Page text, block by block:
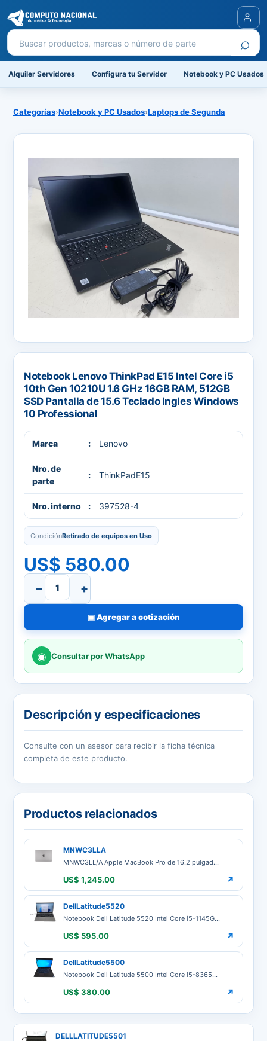
Buscar productos ⌕
Alquiler Servidores Configura tu Servidor Notebook y PC Usados
Categorías›Notebook y PC Usados›Laptops de Segunda
Notebook Lenovo ThinkPad E15 Intel Core i5
10th Gen 10210U 1.6 GHz 16GB RAM, 512GB
SSD Pantalla de 15.6 Teclado Ingles Windows
10 Professional
Marca Lenovo
Nro. de
parte
ThinkPadE15
Nro. interno 397528-4
CondiciónRetirado de equipos en Uso
US$ 580.00
− +
▣Agregar a cotización
◉ Consultar por WhatsApp
Descripción y especificaciones
Consulte con un asesor para recibir la ficha técnica
completa de este producto.
Productos relacionados
MNWC3LLA
MNWC3LL/A Apple MacBook Pro de 16.2 pulgadas (principios de 2023) en color plata, equipada con el chip M2 Pro (CPU 12-core, GPU 19-core), 16GB de RAM unificada y 512GB de SSD. Cuenta con pantalla Liquid Retina XDR, tecnología Wi-Fi 6E y Bluetooth 5.3. Producto Usado Garantia 12 Meses
US$ 1,245.00 ↗
DellLatitude5520
Notebook Dell Latitude 5520 Intel Core i5-1145G7 1.1GHz 16GB RAM Disco SSD 512GB Pantalla 15.6 Touch Teclado Ingles Producto Usado Garantia 12 Meses
US$ 595.00 ↗
DellLatitude5500
Notebook Dell Latitude 5500 Intel Core i5-8365U 1.6GHz 16GB DDR4, 512GB SSD M.2 15.6 Teclado Español Producto Usado Garantia 12 Meses
US$ 380.00 ↗
DELLLATITUDE5501